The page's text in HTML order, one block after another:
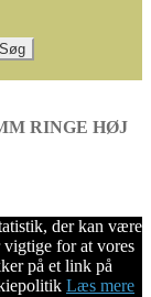
Søg
RINGE HØJ
der kan være
vigtige for at vores
på et link på
Læs mere